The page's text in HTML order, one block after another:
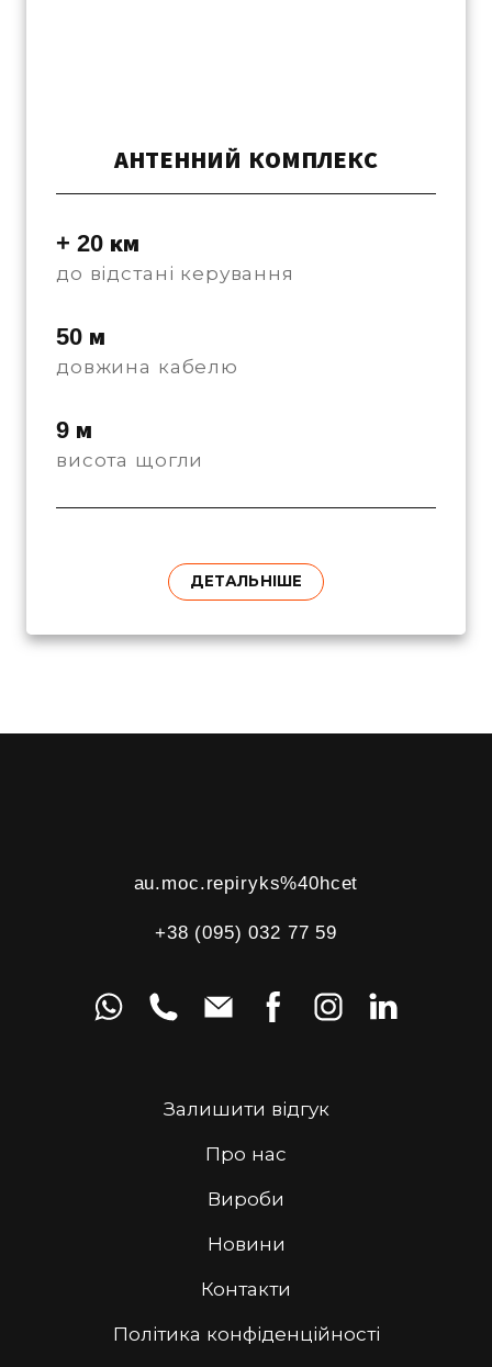
АНТЕННИЙ КОМПЛЕКС
+ 20 км
до відстані керування
50 м
довжина кабелю
9 м
висота щогли
ДЕТАЛЬНІШЕ
au.moc.repiryks%40hcet
+38 (095) 032 77 59
Залишити відгук
Про нас
Вироби
Новини
Контакти
Політика конфіденційності